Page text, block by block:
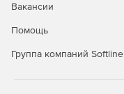
Вакансии
Помощь
Группа компаний Softline